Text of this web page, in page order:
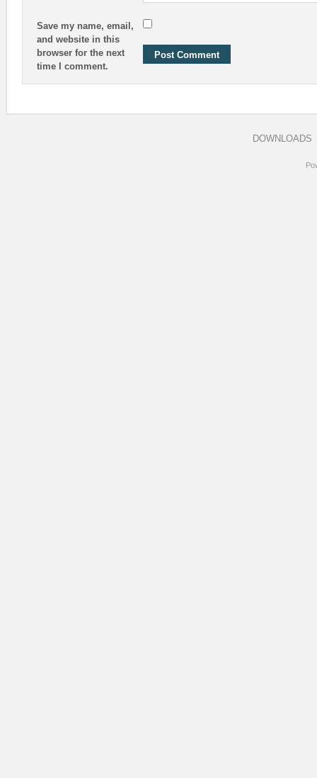
Save my name, email,
and website in this
browser for the next
time I comment.
DOWNLOADS